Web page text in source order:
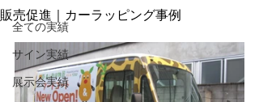
全ての実績
サイン実績
展示会実績
販売促進｜カーラッピング事例